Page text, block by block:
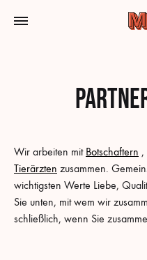
Wir arbeiten mit Botschaftern ,
Tierärzten zusammen.
wichtigsten Werte Liebe,
Sie unten, mit wem wir
schließlich, wenn Sie